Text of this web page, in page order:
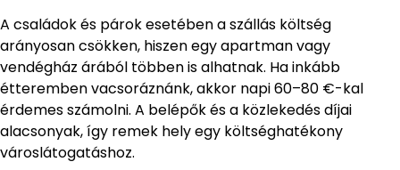
A családok és párok esetében a szállás költség
arányosan csökken, hiszen egy apartman vagy
vendégház árából többen is alhatnak. Ha inkább
étteremben vacsoráznánk, akkor napi 60–80 €-kal
érdemes számolni. A belépők és a közlekedés díjai
alacsonyak, így remek hely egy költséghatékony
városlátogatáshoz.